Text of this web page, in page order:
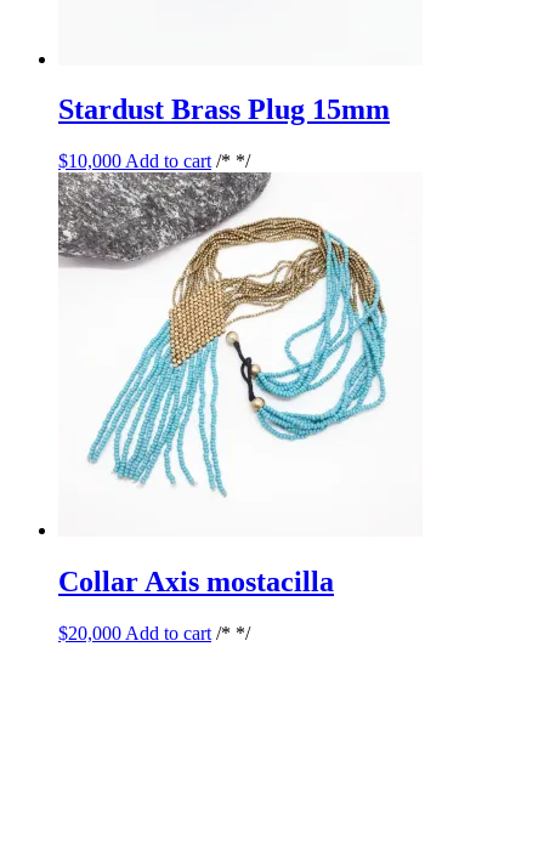
Stardust Brass Plug 15mm
$10,000 Add to cart /* */
Collar Axis mostacilla
$20,000 Add to cart /* */